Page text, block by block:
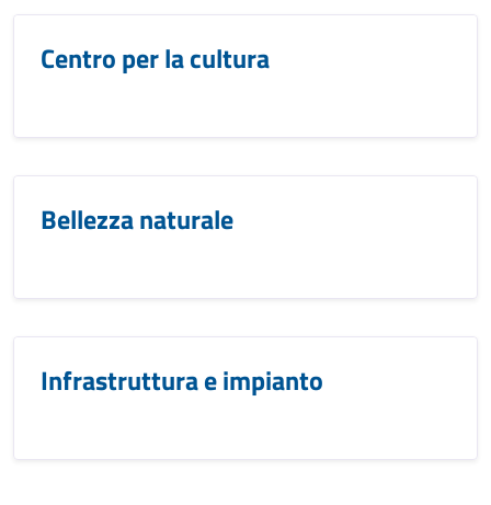
Centro per la cultura
Bellezza naturale
Infrastruttura e impianto